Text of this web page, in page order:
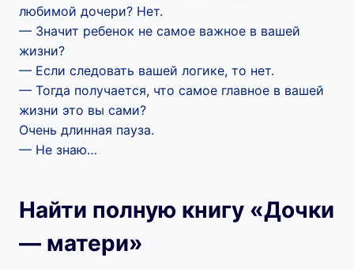
любимой дочери? Нет.
— Значит ребенок не самое важное в вашей
жизни?
— Если следовать вашей логике, то нет.
— Тогда получается, что самое главное в вашей
жизни это вы сами?
Очень длинная пауза.
— Не знаю…
Найти полную книгу «Дочки
— матери»